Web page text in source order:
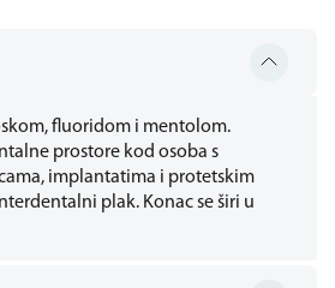
fluoridom i mentolom.
prostore kod osoba s
implantatima i protetskim
plak. Konac se širi u